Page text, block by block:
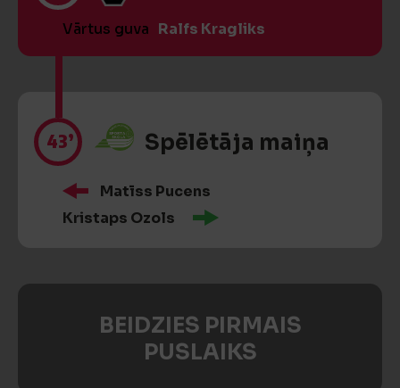
Vārtus guva Ralfs Kragliks
43’ Spēlētāja maiņa
Matīss Pucens
Kristaps Ozols
BEIDZIES PIRMAIS
PUSLAIKS